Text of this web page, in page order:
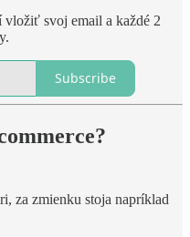
vložiť svoj email a každé 2
Subscribe
za zmienku stoja napríklad